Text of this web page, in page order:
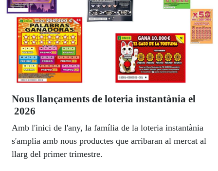
Nous llançaments de loteria instantània el
2026
Amb l'inici de l'any, la família de la loteria instantània
s'amplia amb nous productes que arribaran al mercat al
llarg del primer trimestre.